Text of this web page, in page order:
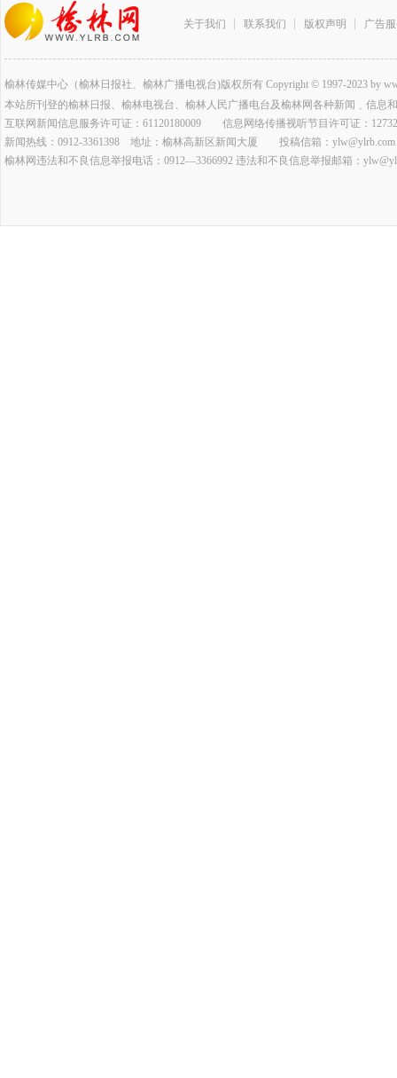
关于我们 联系我们 版权声明 广告
榆林传媒中心（榆林日报社、榆林广播电视台)版权所有 Copyright © 1997-2023 by
本站所刊登的榆林日报、榆林电视台、榆林人民广播电台及榆林网各种新闻﹑信
互联网新闻信息服务许可证：61120180009 信息网络传播视听节目许可证：
新闻热线：0912-3361398 地址：榆林高新区新闻大厦 投稿信箱：ylw@ylrb.com
榆林网违法和不良信息举报电话：0912—3366992 违法和不良信息举报邮箱：